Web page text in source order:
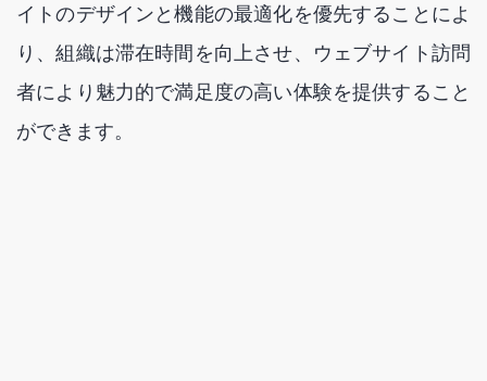
イトのデザインと機能の最適化を優先することによ
り、組織は滞在時間を向上させ、ウェブサイト訪問
者により魅力的で満足度の高い体験を提供すること
ができます。